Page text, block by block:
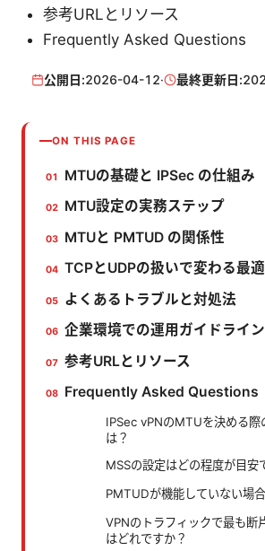
参考URLとリソース
Frequently Asked Questions
公開日:2026-04-12· 最終更新日:
ON THIS PAGE
MTUの基礎と IPSec の仕組み
MTU設定の実務ステップ
MTUと PMTUD の関係性
TCPとUDPの扱いで変わる最
よくあるトラブルと対処法
企業環境での運用ガイドライン
参考URLとリソース
Frequently Asked Questions
IPSec vPNのMTUを決める際
は？
MSSの設定はどの程度が目安
PMTUDが機能していない場
VPNのトラフィックで最も断
はどれですか？